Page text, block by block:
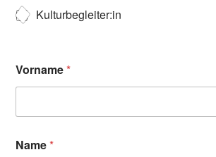
Kulturbegleiter:in
Vorname*
Name*